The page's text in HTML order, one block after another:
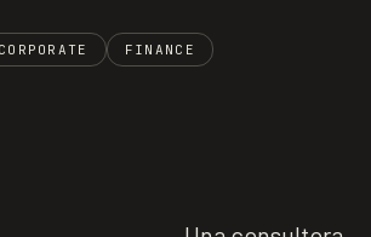
CORPORATE
FINANCE